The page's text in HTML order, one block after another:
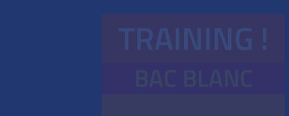
TRAINING !